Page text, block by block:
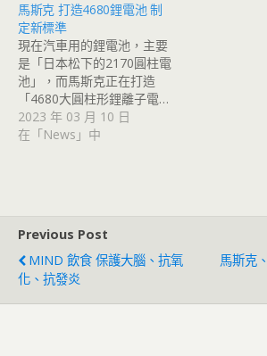
馬斯克 打造4680鋰電池 制
定新標準
現在汽車用的鋰電池，主要
是「日本松下的2170圓柱電
池」，而馬斯克正在打造
「4680大圓柱形鋰離子電…
2023 年 03 月 10 日
在「News」中
Previous Post
MIND 飲食 保護大腦、抗氧
化、抗發炎
馬斯克